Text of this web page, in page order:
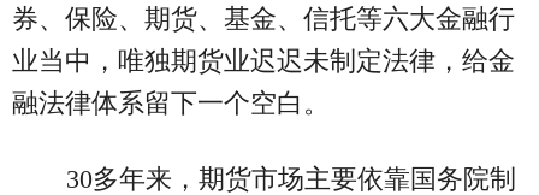
券、保险、期货、基金、信托等六大金融行
业当中，唯独期货业迟迟未制定法律，给金
融法律体系留下一个空白。
30多年来，期货市场主要依靠国务院制